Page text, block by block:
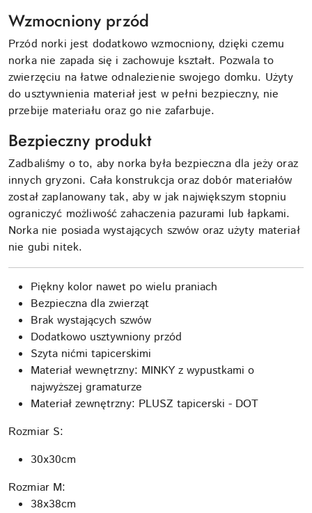
Wzmocniony przód
Przód norki jest dodatkowo wzmocniony, dzięki czemu
norka nie zapada się i zachowuje kształt. Pozwala to
zwierzęciu na łatwe odnalezienie swojego domku. Użyty
do usztywnienia materiał jest w pełni bezpieczny, nie
przebije materiału oraz go nie zafarbuje.
Bezpieczny produkt
Zadbaliśmy o to, aby norka była bezpieczna dla jeży oraz
innych gryzoni. Cała konstrukcja oraz dobór materiałów
został zaplanowany tak, aby w jak największym stopniu
ograniczyć możliwość zahaczenia pazurami lub łapkami.
Norka nie posiada wystających szwów oraz użyty materiał
nie gubi nitek.
Piękny kolor nawet po wielu praniach
Bezpieczna dla zwierząt
Brak wystających szwów
Dodatkowo usztywniony przód
Szyta nićmi tapicerskimi
Materiał wewnętrzny: MINKY z wypustkami o
najwyższej gramaturze
Materiał zewnętrzny: PLUSZ tapicerski - DOT
Rozmiar S:
30x30cm
Rozmiar M:
38x38cm